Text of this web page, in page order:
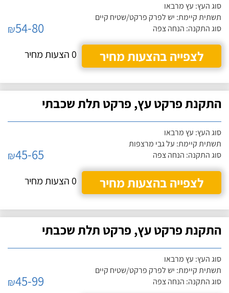
סוג העץ: עץ מרבאו
תשתית קיימת: יש לפרק פרקט/שטיח קיים
סוג התקנה: הנחה צפה
₪54-80
לצפייה בהצעות מחיר
0 הצעות מחיר
התקנת פרקט עץ, פרקט תלת שכבתי
סוג העץ: עץ מרבאו
תשתית קיימת: על גבי מרצפות
סוג התקנה: הנחה צפה
₪45-65
לצפייה בהצעות מחיר
0 הצעות מחיר
התקנת פרקט עץ, פרקט תלת שכבתי
סוג העץ: עץ מרבאו
תשתית קיימת: יש לפרק פרקט/שטיח קיים
סוג התקנה: הנחה צפה
₪45-99